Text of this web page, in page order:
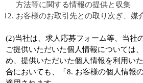
方法等に関する情報の提供と収集
お客様のお取引先との取り次ぎ、媒
(2)当社は、求人応募フォーム等、当社
ご提供いただいた個人情報については
め、提供いただいた個人情報を利用い
合においても、「8. お客様の個人情報